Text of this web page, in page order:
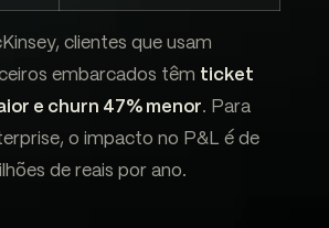
clientes que usam
embarcados têm ticket
e churn 47% menor. Para
o impacto no P&L é de
de reais por ano.